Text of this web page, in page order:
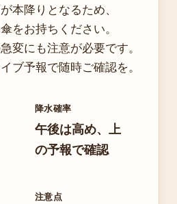
本降りとなるため、
をお持ちください。
変にも注意が必要です。
ブ予報で随時ご確認を。
降水確率
午後は高め、上
の予報で確認
注意点